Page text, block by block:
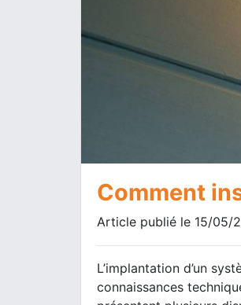
Comment
Article publié le 15/05/
L’implantation d’un
connaissances